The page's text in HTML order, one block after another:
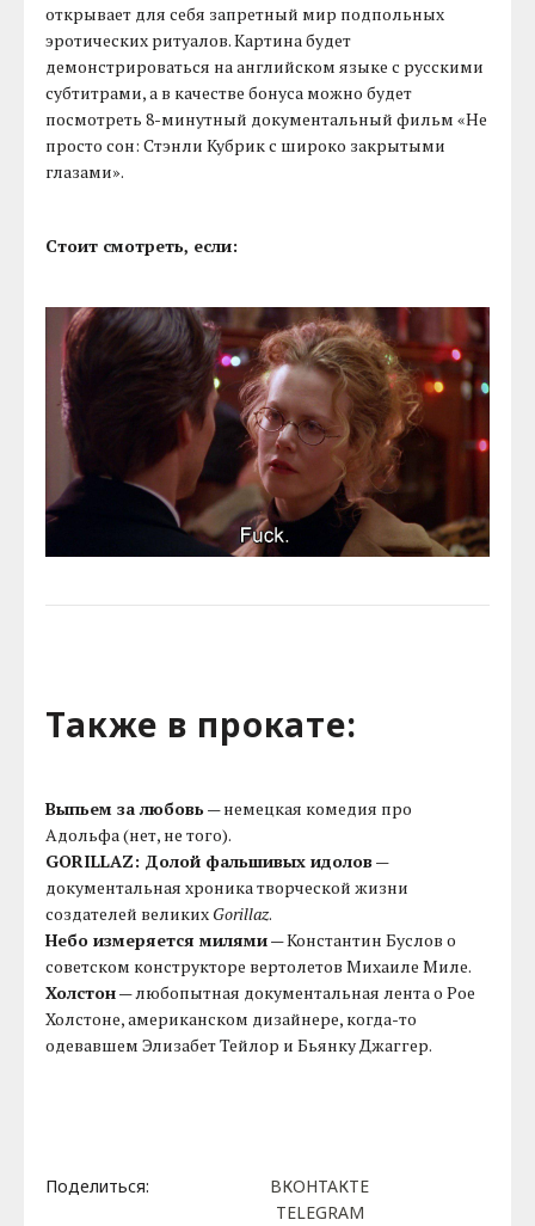
открывает для себя запретный мир подпольных
эротических ритуалов. Картина будет
демонстрироваться на английском языке с русскими
субтитрами, а в качестве бонуса можно будет
посмотреть 8-минутный документальный фильм «Не
просто сон: Стэнли Кубрик с широко закрытыми
глазами».
Стоит смотреть, если:
Также в прокате:
Выпьем за любовь— немецкая комедия про
Адольфа (нет, не того).
GORILLAZ: Долой фальшивых идолов —
документальная хроника творческой жизни
создателей великих Gorillaz.
Небо измеряется милями— Константин Буслов о
советском конструкторе вертолетов Михаиле Миле.
Холстон— любопытная документальная лента о Рое
Холстоне, американском дизайнере, когда-то
одевавшем Элизабет Тейлор и Бьянку Джаггер.
Поделиться:
ВКОНТАКТЕ
TELEGRAM